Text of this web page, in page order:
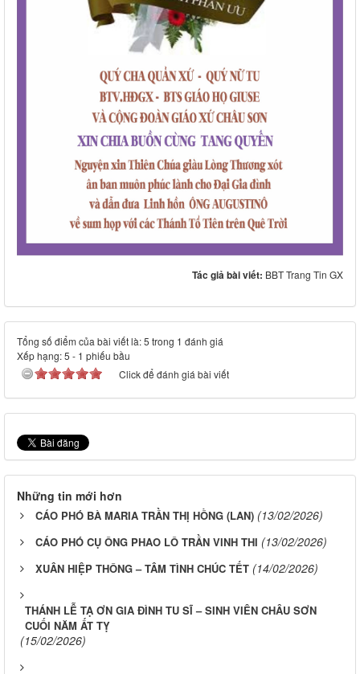
Tác giả bài viết: BBT Trang Tin GX
Tổng số điểm của bài viết là: 5 trong 1 đánh giá
Xếp hạng:5 - 1 phiếu bầu
Click để đánh giá bài viết
Những tin mới hơn
CÁO PHÓ BÀ MARIA TRẦN THỊ HỒNG (LAN) (13/02/2026)
CÁO PHÓ CỤ ÔNG PHAO LÔ TRẦN VINH THI (13/02/2026)
XUÂN HIỆP THÔNG – TÂM TÌNH CHÚC TẾT (14/02/2026)
THÁNH LỄ TẠ ƠN GIA ĐÌNH TU SĨ – SINH VIÊN CHÂU SƠN
CUỐI NĂM ẤT TỴ
(15/02/2026)